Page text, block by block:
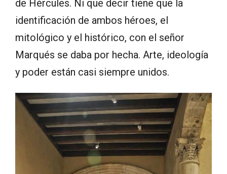
de Hércules. Ni que decir tiene que la
identificación de ambos héroes, el
mitológico y el histórico, con el señor
Marqués se daba por hecha. Arte, ideología
y poder están casi siempre unidos.